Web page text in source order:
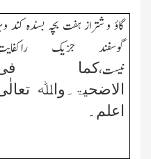
گاؤ و شتراز ہفت بچہ بسندہ کند
گوسفند جزیك
نیست،کما
الاضحیۃ۔واﷲ
اعلم۔